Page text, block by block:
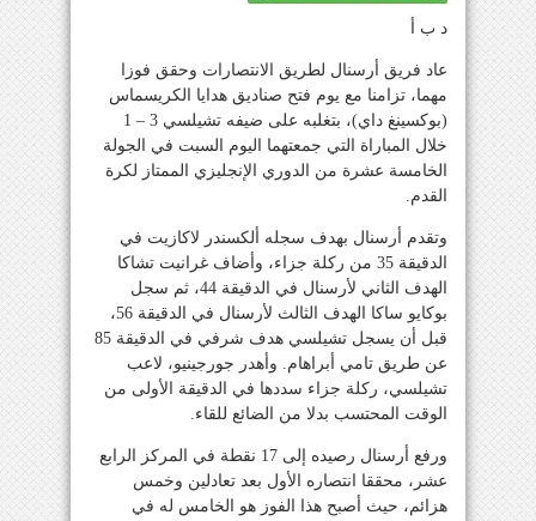
د ب أ
عاد فريق أرسنال لطريق الانتصارات وحقق فوزا
مهما، تزامنا مع يوم فتح صناديق هدايا الكريسماس
(بوكسينغ داي)، بتغلبه على ضيفه تشيلسي 3 – 1
خلال المباراة التي جمعتهما اليوم السبت في الجولة
الخامسة عشرة من الدوري الإنجليزي الممتاز لكرة
القدم.
وتقدم أرسنال بهدف سجله ألكسندر لاكازيت في
الدقيقة 35 من ركلة جزاء، وأضاف غرانيت تشاكا
الهدف الثاني لأرسنال في الدقيقة 44، ثم سجل
بوكايو ساكا الهدف الثالث لأرسنال في الدقيقة 56،
قبل أن يسجل تشيلسي هدف شرفي في الدقيقة 85
عن طريق تامي أبراهام. وأهدر جورجينيو، لاعب
تشيلسي، ركلة جزاء سددها في الدقيقة الأولى من
الوقت المحتسب بدلا من الضائع للقاء.
ورفع أرسنال رصيده إلى 17 نقطة في المركز الرابع
عشر، محققا انتصاره الأول بعد تعادلين وخمس
هزائم، حيث أصبح هذا الفوز هو الخامس له في